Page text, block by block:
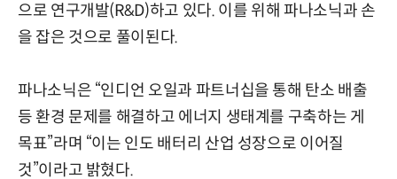
으로 연구개발(R&D)하고 있다. 이를 위해 파나소닉과 손
을 잡은 것으로 풀이된다.
파나소닉은 “인디언 오일과 파트너십을 통해 탄소 배출
등 환경 문제를 해결하고 에너지 생태계를 구축하는 게
목표”라며 “이는 인도 배터리 산업 성장으로 이어질
것”이라고 밝혔다.